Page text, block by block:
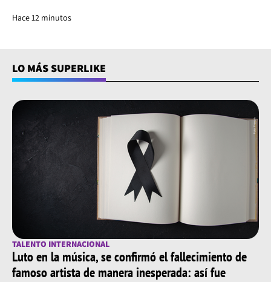
Hace 12 minutos
LO MÁS SUPERLIKE
TALENTO INTERNACIONAL
Luto en la música, se confirmó el fallecimiento de
famoso artista de manera inesperada: así fue